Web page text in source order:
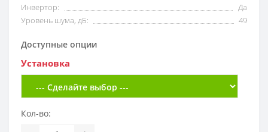
Инвертор:
Да
Уровень шума, дБ:
49
Доступные опции
Установка
Кол-во: